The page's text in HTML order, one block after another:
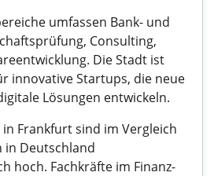
umfassen Bank- und
Consulting,
Die Stadt ist
innovative Startups, die neue
Lösungen entwickeln.
Frankfurt sind im Vergleich
in Deutschland
hoch. Fachkräfte im Finanz-